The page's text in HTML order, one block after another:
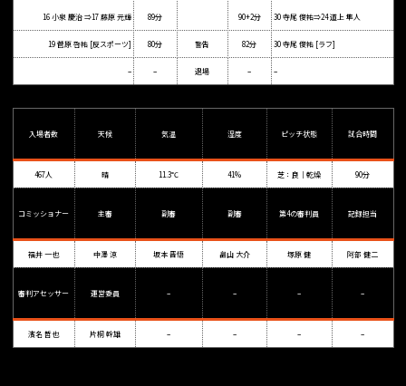
16 小泉 慶治 ⇒17 藤原 元輝 89分 90+2分 30 寺尾 俊祐⇒24 道上 隼人
19 菅原 啓祐 [反スポーツ] 80分 警告 82分 30 寺尾 俊祐 [ラフ]
– – 退場 – –
入場者数 天候 気温 湿度 ピッチ状態 試合時間
467人 晴 11.3℃ 41% 芝：良｜乾燥 90分
コミッショナー 主審 副審 副審 第4の審判員 記録担当
福井 一也 中澤 涼 坂本 晋悟 畠山 大介 塚原 健 阿部 健二
審判アセッサー 運営委員 – – – –
濱名 哲也 片桐 幹雄 – – – –